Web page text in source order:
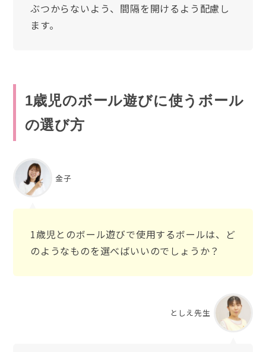
ぶつからないよう、間隔を開けるよう配慮し
ます。
1歳児のボール遊びに使うボール
の選び方
金子
1歳児とのボール遊びで使用するボールは、ど
のようなものを選べばいいのでしょうか？
としえ先生